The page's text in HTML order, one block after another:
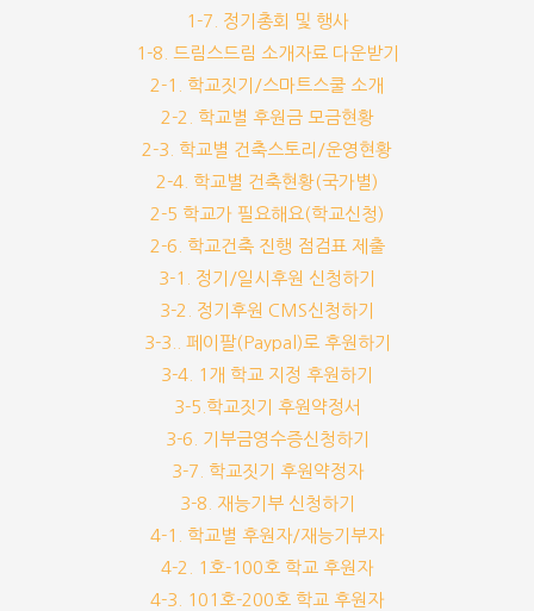
1-7. 정기총회 및 행사
1-8. 드림스드림 소개자료 다운받기
2-1. 학교짓기/스마트스쿨 소개
2-2. 학교별 후원금 모금현황
2-3. 학교별 건축스토리/운영현황
2-4. 학교별 건축현황(국가별)
2-5 학교가 필요해요(학교신청)
2-6. 학교건축 진행 점검표 제출
3-1. 정기/일시후원 신청하기
3-2. 정기후원 CMS신청하기
3-3.. 페이팔(Paypal)로 후원하기
3-4. 1개 학교 지정 후원하기
3-5.학교짓기 후원약정서
3-6. 기부금영수증신청하기
3-7. 학교짓기 후원약정자
3-8. 재능기부 신청하기
4-1. 학교별 후원자/재능기부자
4-2. 1호-100호 학교 후원자
4-3. 101호-200호 학교 후원자